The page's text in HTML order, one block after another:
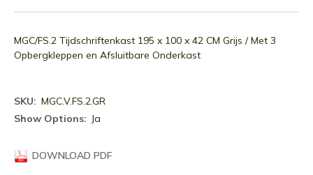
MGC/FS.2 Tijdschriftenkast 195 x 100 x 42 CM Grijs / Met 3
Opbergkleppen en Afsluitbare Onderkast
Meer
informatie
MGC.V.FS.2.GR
Ja
DOWNLOAD PDF